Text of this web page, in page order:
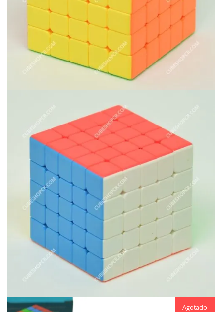
Agotado